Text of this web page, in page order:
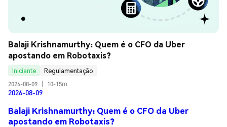
Balaji Krishnamurthy: Quem é o CFO da Uber
apostando em Robotaxis?
Iniciante
Regulamentação
2026-08-09
10-15m
2026-08-09
Balaji Krishnamurthy: Quem é o CFO da Uber
apostando em Robotaxis?